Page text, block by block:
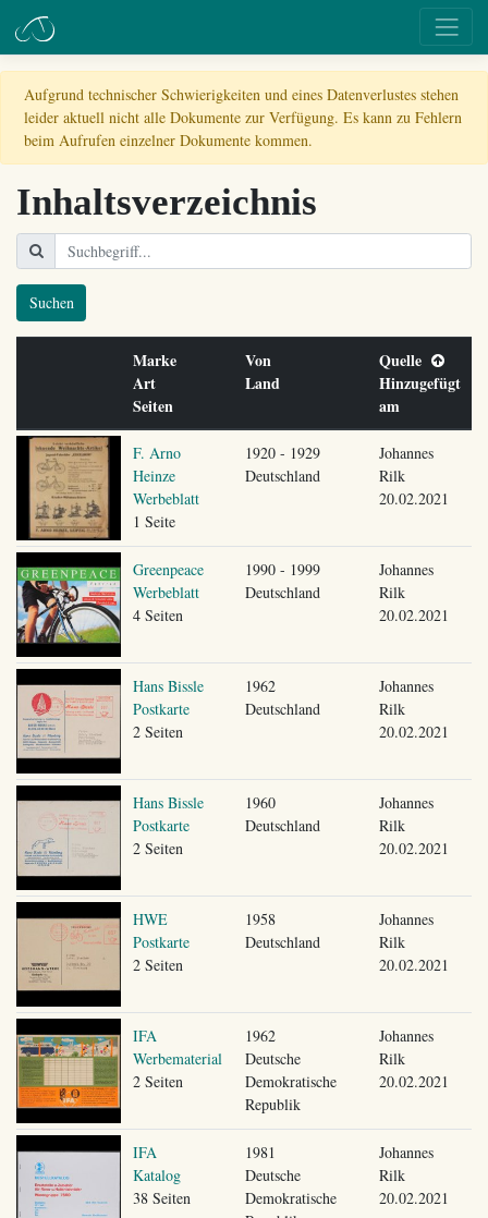
Aufgrund technischer Schwierigkeiten und eines Datenverlustes stehen
leider aktuell nicht alle Dokumente zur Verfügung. Es kann zu Fehlern
beim Aufrufen einzelner Dokumente kommen.
Inhaltsverzeichnis
Suchen
Marke
Art
Seiten
Von
Land
Quelle
Hinzugefügt
am
F. Arno
Heinze
Werbeblatt
1 Seite
1920 - 1929
Deutschland
Johannes
Rilk
20.02.2021
Greenpeace
Werbeblatt
4 Seiten
1990 - 1999
Deutschland
Johannes
Rilk
20.02.2021
Hans Bissle
Postkarte
2 Seiten
1962
Deutschland
Johannes
Rilk
20.02.2021
Hans Bissle
Postkarte
2 Seiten
1960
Deutschland
Johannes
Rilk
20.02.2021
HWE
Postkarte
2 Seiten
1958
Deutschland
Johannes
Rilk
20.02.2021
IFA
Werbematerial
2 Seiten
1962
Deutsche
Demokratische
Republik
Johannes
Rilk
20.02.2021
IFA
Katalog
38 Seiten
1981
Deutsche
Demokratische
Johannes
Rilk
20.02.2021